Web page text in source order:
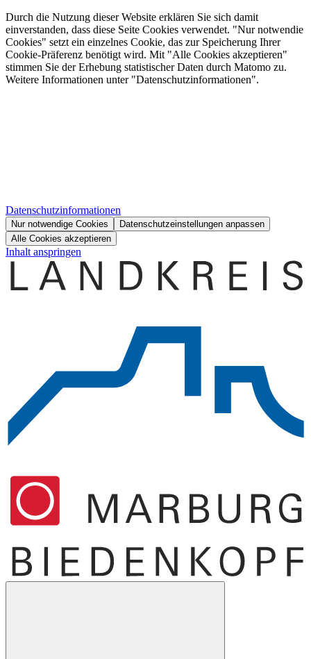
Durch die Nutzung dieser Website erklären Sie sich damit
einverstanden, dass diese Seite Cookies verwendet. "Nur notwendie
Cookies" setzt ein einzelnes Cookie, das zur Speicherung Ihrer
Cookie-Präferenz benötigt wird. Mit "Alle Cookies akzeptieren"
stimmen Sie der Erhebung statistischer Daten durch Matomo zu.
Weitere Informationen unter "Datenschutzinformationen".
Datenschutzinformationen
Nur notwendige Cookies
Datenschutzeinstellungen anpassen
Alle Cookies akzeptieren
Inhalt anspringen